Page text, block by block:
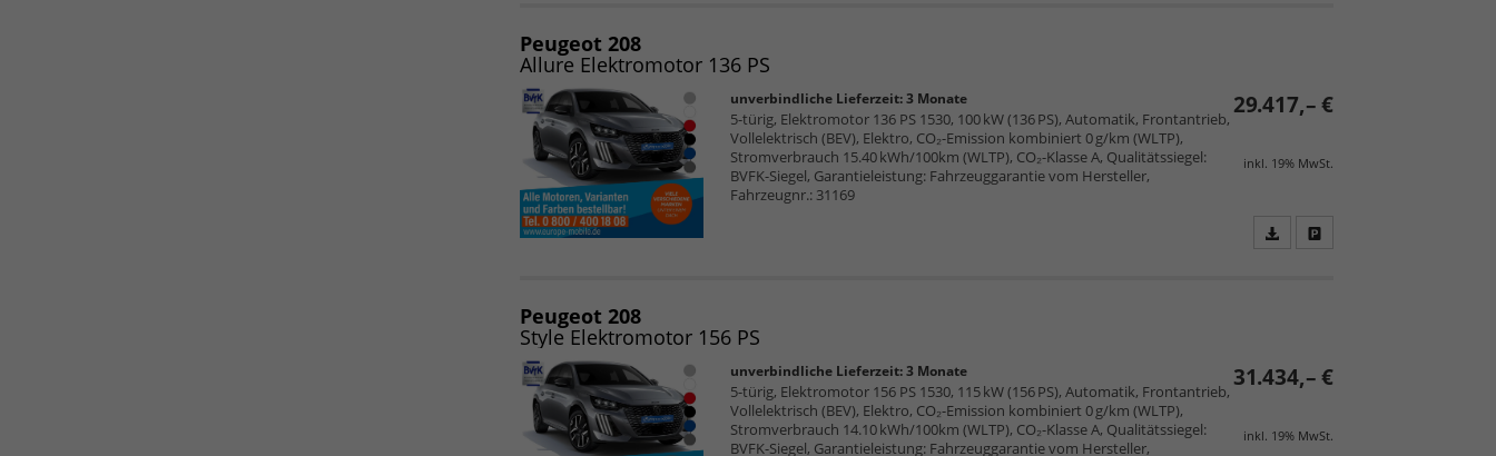
Peugeot 208
Allure Elektromotor 136 PS
29.417,– €
inkl. 19% MwSt.
unverbindliche Lieferzeit:3 Monate
5-türig, Elektromotor 136 PS 1530, 100 kW (136 PS), Automatik, Frontantrieb,
Vollelektrisch (BEV), Elektro, CO₂-Emission kombiniert 0 g/km (WLTP),
Stromverbrauch 15.40 kWh/100km (WLTP), CO₂-Klasse A, Qualitätssiegel:
BVFK-Siegel, Garantieleistung: Fahrzeuggarantie vom Hersteller,
Fahrzeugnr.: 31169
Peugeot 208
Style Elektromotor 156 PS
31.434,– €
inkl. 19% MwSt.
unverbindliche Lieferzeit:3 Monate
5-türig, Elektromotor 156 PS 1530, 115 kW (156 PS), Automatik, Frontantrieb,
Vollelektrisch (BEV), Elektro, CO₂-Emission kombiniert 0 g/km (WLTP),
Stromverbrauch 14.10 kWh/100km (WLTP), CO₂-Klasse A, Qualitätssiegel:
BVFK-Siegel, Garantieleistung: Fahrzeuggarantie vom Hersteller,